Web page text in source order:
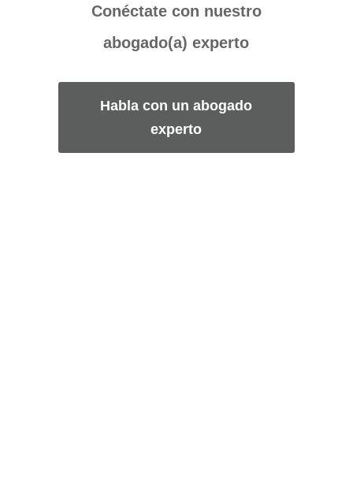
Conéctate con nuestro
abogado(a) experto
Habla con un abogado
experto